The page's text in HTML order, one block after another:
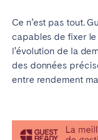
Ce n’est pas tout.
capables de fixer
l’évolution de la
des données
entre rendement